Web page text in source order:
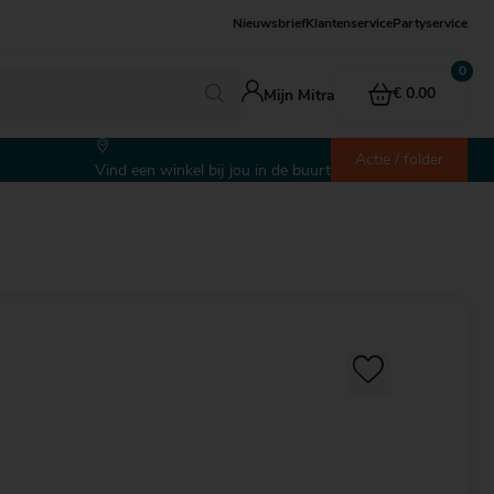
Nieuwsbrief KlantenservicePartyservice
Mijn Mitra € 0.00
Vind een winkel bij jou in de buurt
Actie / folder